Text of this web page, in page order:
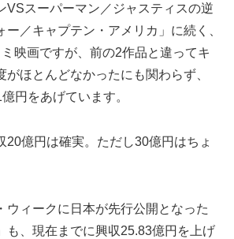
スーパーマン／ジャスティスの逆
ー／キャプテン・アメリカ」に続く、
映画ですが、前の2作品と違ってキ
がほとんどなかったにも関わらず、
円をあげています。
億円は確実。ただし30億円はちょ
ィークに日本が先行公開となった
も、現在までに興収25.83億円を上げ